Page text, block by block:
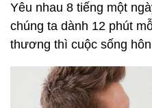
Yêu nhau 8 tiếng một
chúng ta dành 12 phút
thương thì cuộc sống